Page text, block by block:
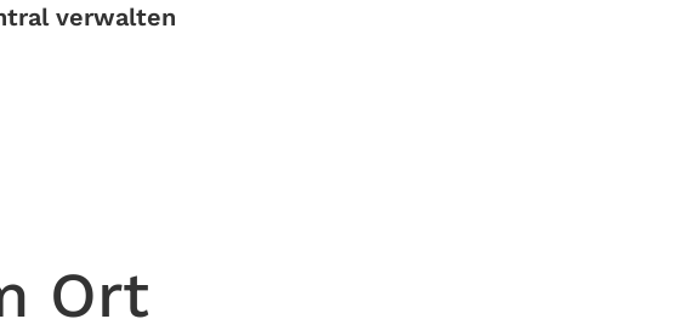
verwalten
Ort